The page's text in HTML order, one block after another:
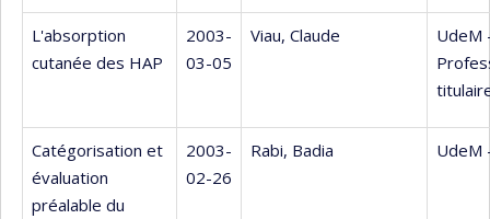
L'absorption
cutanée des HAP
2003-
03-05
Viau, Claude
UdeM
Catégorisation et
évaluation
préalable du
2003-
02-26
Rabi, Badia UdeM